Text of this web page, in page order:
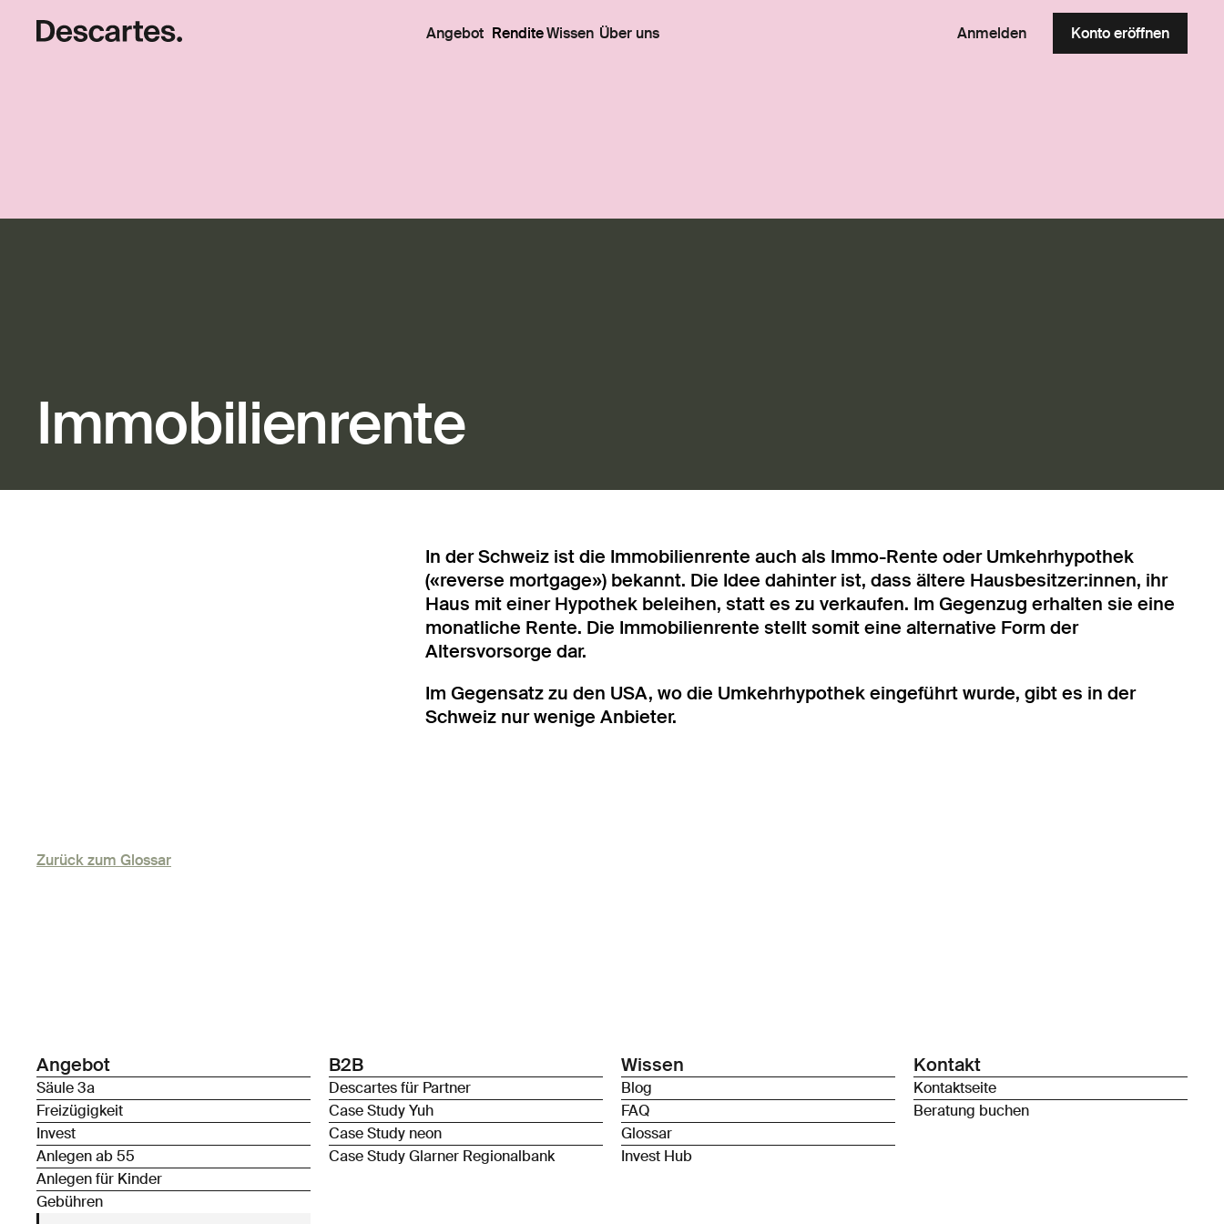
Angebot RenditeWissen Über uns Anmelden Konto eröffnen
Immobilienrente
In der Schweiz ist die Immobilienrente auch als Immo-Rente oder Umkehrhypothek
(«reverse mortgage») bekannt. Die Idee dahinter ist, dass ältere Hausbesitzer:innen, ihr
Haus mit einer Hypothek beleihen, statt es zu verkaufen. Im Gegenzug erhalten sie eine
monatliche Rente. Die Immobilienrente stellt somit eine alternative Form der
Altersvorsorge dar.
Im Gegensatz zu den USA, wo die Umkehrhypothek eingeführt wurde, gibt es in der
Schweiz nur wenige Anbieter.
Zurück zum Glossar
Angebot
Säule 3a
Freizügigkeit
Invest
Anlegen ab 55
Anlegen für Kinder
Gebühren
B2B
Descartes für Partner
Case Study Yuh
Case Study neon
Case Study Glarner Regionalbank
Wissen
Blog
FAQ
Glossar
Invest Hub
Kontakt
Kontaktseite
Beratung buchen